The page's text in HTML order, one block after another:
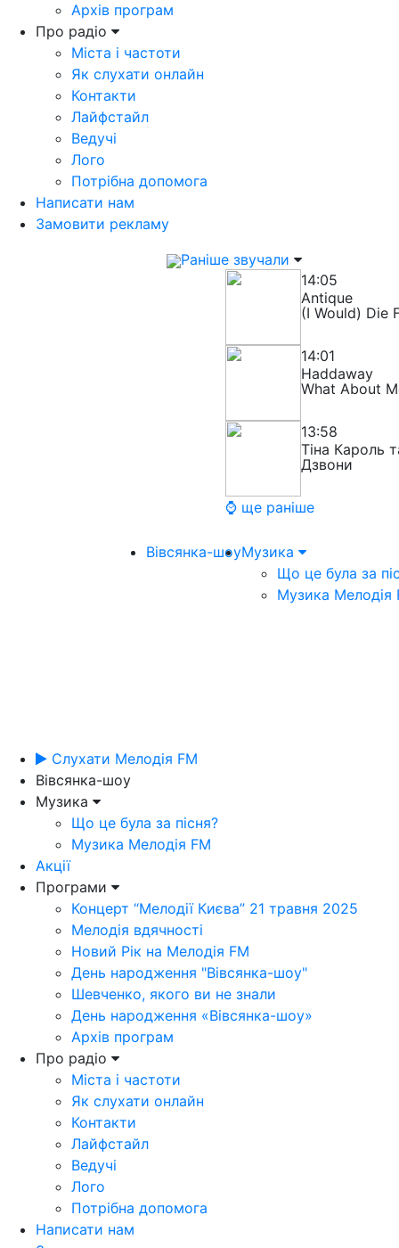
Архів програм
Про радіо
Міста і частоти
Як слухати онлайн
Контакти
Лайфстайл
Ведучі
Лого
Потрібна допомога
Написати нам
Замовити рекламу
Раніше звучали
14:05
Antique
(I Would) Die
14:01
Haddaway
What About
13:58
Тіна Кароль
Дзвони
⌚ ще раніше
Вівсянка-шоуМузика
Що це була за
Музика Мелодія
Слухати Мелодія FM
Вівсянка-шоу
Музика
Що це була за пісня?
Музика Мелодія FM
Акції
Програми
Концерт “Мелодії Києва” 21 травня 2025
Мелодія вдячності
Новий Рік на Мелодія FM
День народження "Вівсянка-шоу"
Шевченко, якого ви не знали
День народження «Вівсянка-шоу»
Архів програм
Про радіо
Міста і частоти
Як слухати онлайн
Контакти
Лайфстайл
Ведучі
Лого
Потрібна допомога
Написати нам